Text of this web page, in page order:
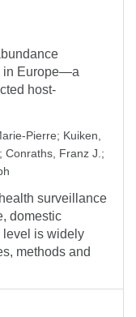
in Europe—a
host-
Pierre; Kuiken,
; Conraths, Franz J. ;
surveillance
domestic
level is widely
methods and